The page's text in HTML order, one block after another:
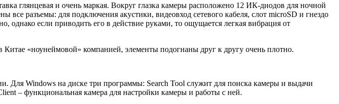
глянцевая и очень маркая. Вокруг глазка камеры расположено 12 ИК-диодов для ночной
разъемы: для подключения акустики, видеовход сетевого кабеля, слот microSD и гнездо
если приводить его в действие руками, то ощущается легкая вибрация от
«ноунеймовой» компанией, элементы подогнаны друг к другу очень плотно.
Для Windows на диске три программы: Search Tool служит для поиска камеры и выдачи
– функциональная камера для настройки камеры и работы с ней.